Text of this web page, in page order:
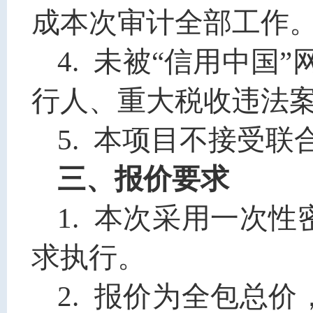
成本次审计全部工作
4. 未被“信用中国”
行人、重大税收违法
5. 本项目不接受联
三、报价要求
1. 本次采用一次性
求执行。
2. 报价为全包总价